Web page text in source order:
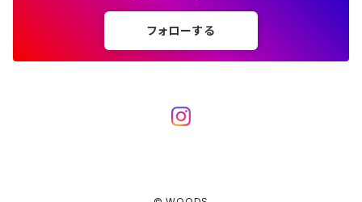
カトラリー
フォローする